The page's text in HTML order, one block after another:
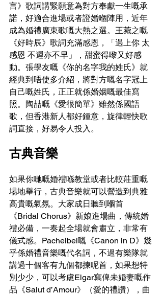
言》歌詞講緊願意為對方奉獻一生嘅承
諾，好適合進場或者證婚嗰陣用，近年
成為婚禮廣東歌嘅大熱之選。王菀之嘅
《好時辰》歌詞充滿感恩，「遇上你 太
感恩 不遲亦不早」，甜蜜得嚟又好感
動。張學友嘅《你的名字我的姓氏》就
經典到唔使多介紹，將對方嘅名字冠上
自己嘅姓氏，正正就係婚姻嘅最佳寫
照。陶喆嘅《愛很簡單》雖然係國語
歌，但香港新人都好鍾意，旋律輕快歌
詞直接，好易令人投入。
古典音樂
如果你哋嘅婚禮喺教堂或者比較莊重嘅
場地舉行，古典音樂就可以營造到典雅
高貴嘅氣氛。大家成日聽到嗰首
《Bridal Chorus》新娘進場曲，傳統婚
禮必備，一奏起全場就會肅立，非常有
儀式感。Pachelbel嘅《Canon in D》幾
乎係婚禮音樂嘅代名詞，不過有樂隊就
講過十個客有九個都揀呢首，如果想特
別少少，可以考慮Elgar寫俾未婚妻嘅作
品《Salut d’Amour》（愛的禮讚），曲